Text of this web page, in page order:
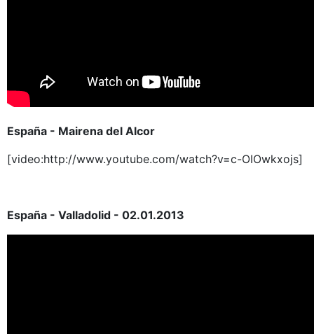
España - Mairena del Alcor
[video:http://www.youtube.com/watch?v=c-OIOwkxojs]
España - Valladolid - 02.01.2013